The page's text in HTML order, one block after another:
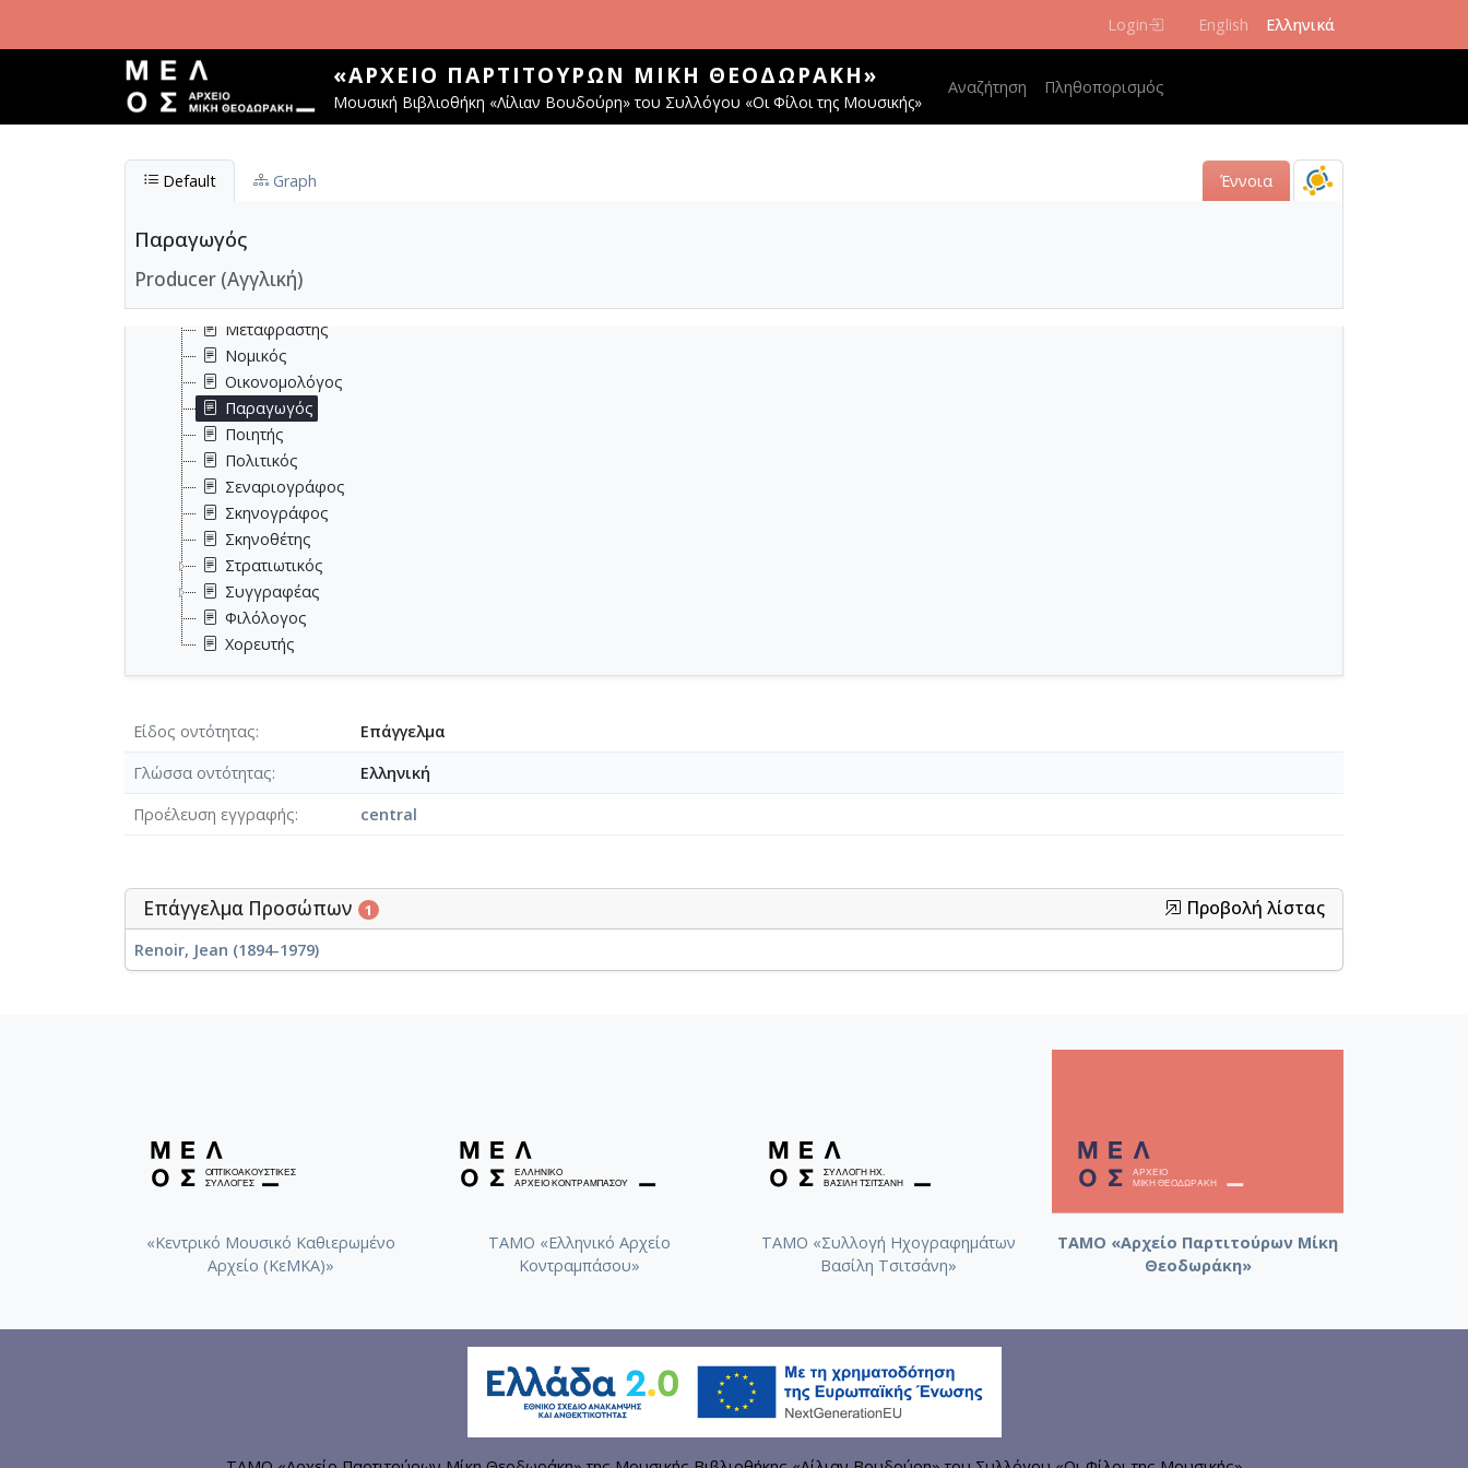
Login English Ελληνικά
«ΑΡΧΕΊΟ ΠΑΡΤΙΤΟΎΡΩΝ ΜΊΚΗ ΘΕΟΔΩΡΆΚΗ»
Μουσική Βιβλιοθήκη «Λίλιαν Βουδούρη» του Συλλόγου «Οι Φίλοι της Μουσικής»
Main navigation
Αναζήτηση Πληθοπορισμός
Default Graph Έννοια
Παραγωγός
Producer (Αγγλική)
Διπλωμάτης
Εκδότης
Ζωγράφος
Ηθοποιός
Ιστορικός
Κριτικός
Μεταφραστής
Νομικός
Οικονομολόγος
Παραγωγός
Ποιητής
Πολιτικός
Σεναριογράφος
Σκηνογράφος
Σκηνοθέτης
Στρατιωτικός
Συγγραφέας
Φιλόλογος
Χορευτής
Είδος οντότητας
Επάγγελμα
Γλώσσα οντότητας
Ελληνική
Προέλευση εγγραφής
central
Επάγγελμα Προσώπων 1 Προβολή λίστας
Renoir, Jean (1894-1979)
«Κεντρικό Μουσικό Καθιερωμένο
Αρχείο (ΚεΜΚΑ)»
ΤΑΜΟ «Ελληνικό Αρχείο
Κοντραμπάσου»
ΤΑΜΟ «Συλλογή Ηχογραφημάτων
Βασίλη Τσιτσάνη»
ΤΑΜΟ «Αρχείο Παρτιτούρων Μίκη
Θεοδωράκη»